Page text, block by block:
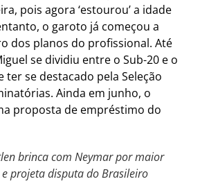
pois agora ‘estourou’ a idade
o garoto já começou a
dos planos do profissional. Até
se dividiu entre o Sub-20 e o
ter se destacado pela Seleção
Ainda em junho, o
proposta de empréstimo do
brinca com Neymar por maior
projeta disputa do Brasileiro